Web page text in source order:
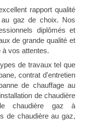
rapport qualité
gaz de choix. Nos
diplômés et
de grande qualité et
à vos attentes.
de travaux tel que
contrat d'entretien
de chauffage au
de chaudière
chaudière gaz à
de chaudière au gaz,